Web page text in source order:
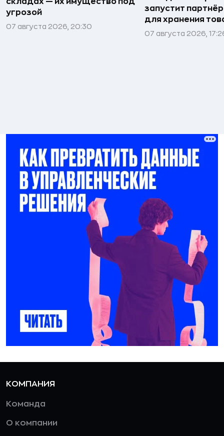
угрозой
07 августа 2026, 20:30
запустит
для хранения
07 августа 2026,
КОМПАНИЯ
Команда
О компании